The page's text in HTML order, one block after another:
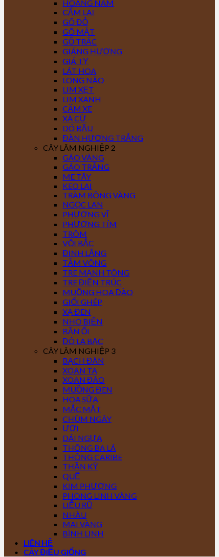
HOÀNG NAM
CẨM LAI
GÕ ĐỎ
GÕ MẬT
GỖ TRẮC
GIÁNG HƯƠNG
GIÁ TỴ
LÁT HOA
LONG NÃO
LIM XẸT
LIM XANH
CĂM XE
XÀ CỪ
DÓ BẦU
ĐÀN HƯƠNG TRẮNG
CÂY LÂM NGHIỆP 2
GÁO VÀNG
GÁO TRẮNG
ME TÂY
KEO LAI
TRÀM BÔNG VÀNG
NGỌC LAN
PHƯỢNG VĨ
PHƯỢNG TÍM
TRÔM
VỐI BẮC
ĐINH LĂNG
TẦM VÔNG
TRE MẠNH TÔNG
TRE ĐIỀN TRÚC
MUỒNG HOA ĐÀO
GIỔI GHÉP
XẠ ĐEN
NHO BIỂN
BẦN ỔI
ĐÔ LA BẠC
CÂY LÂM NGHIỆP 3
BẠCH ĐÀN
XOAN TA
XOAN ĐÀO
MUỒNG ĐEN
HOA SỮA
MẮC MẬT
CHÙM NGÂY
ƯƠI
DÁI NGỰA
THÔNG BA LÁ
THÔNG CARIBE
THẦN KỲ
QUẾ
KIM PHƯỢNG
PHONG LINH VÀNG
LIỄU RŨ
NHÀU
MAI VÀNG
BÌNH LINH
LIÊN HỆ
CÂY ĐIỀU GIỐNG